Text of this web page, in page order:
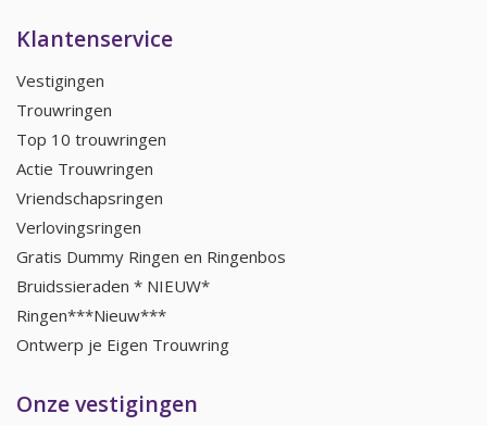
Klantenservice
Vestigingen
Trouwringen
Top 10 trouwringen
Actie Trouwringen
Vriendschapsringen
Verlovingsringen
Gratis Dummy Ringen en Ringenbos
Bruidssieraden * NIEUW*
Ringen***Nieuw***
Ontwerp je Eigen Trouwring
Onze vestigingen